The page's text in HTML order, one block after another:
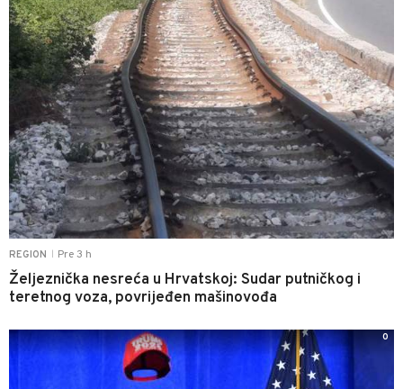
REGION Pre 3 h
Željeznička nesreća u Hrvatskoj: Sudar putničkog i
teretnog voza, povrijeđen mašinovođa
0